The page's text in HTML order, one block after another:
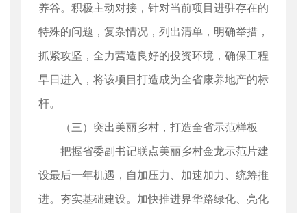
养谷。积极主动对接，针对当前项目进驻存在的
特殊的问题，复杂情况，列出清单，明确举措，
抓紧攻坚，全力营造良好的投资环境，确保工程
早日进入，将该项目打造成为全省康养地产的标
杆。
（三）突出美丽乡村，打造全省示范样板
把握省委副书记联点美丽乡村金龙示范片建
设最后一年机遇，自加压力、加速加力、统筹推
进。夯实基础建设。加快推进界华路绿化、亮化